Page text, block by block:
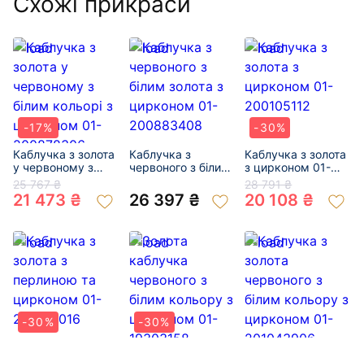
-17%
Каблучка з золота
у червоному з
білим кольорі з
цирконом 01-
200878306
25 767 ₴
21 473 ₴
Каблучка з
червоного з білим
01-200883408
26 397 ₴
-30%
Каблучка з золота
з цирконом 01-
200105112
28 791 ₴
20 108 ₴
-30%
-30%